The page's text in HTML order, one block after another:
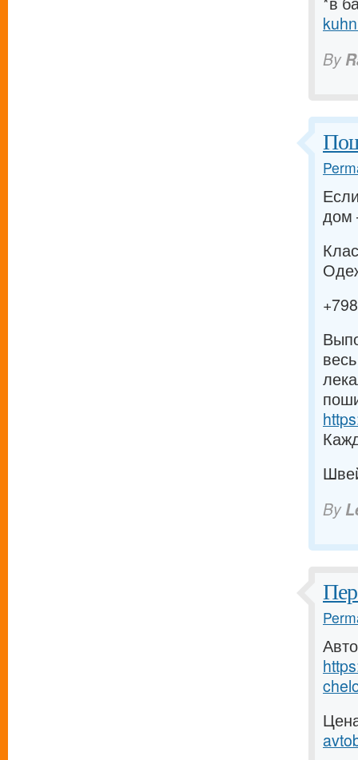
By
дом
By